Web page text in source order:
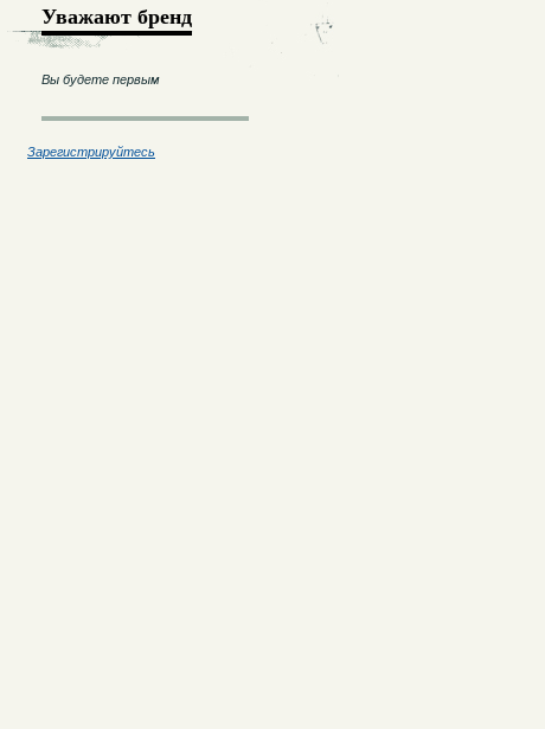
Уважают бренд
Вы будете первым
Зарегистрируйтесь